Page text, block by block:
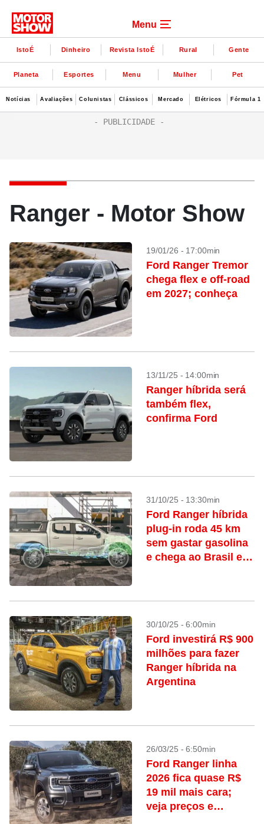
Menu
IstoÉ Dinheiro Revista IstoÉ Rural Gente
Planeta Esportes Menu Mulher Pet
Notícias Avaliações Colunistas Clássicos Mercado Elétricos Fórmula 1
Ranger - Motor Show
19/01/26 - 17:00min
Ford Ranger Tremor
chega flex e off-road
em 2027; conheça
13/11/25 - 14:00min
Ranger híbrida será
também flex,
confirma Ford
31/10/25 - 13:30min
Ford Ranger híbrida
plug-in roda 45 km
sem gastar gasolina
e chega ao Brasil em
30/10/25 - 6:00min
Ford investirá R$ 900
milhões para fazer
Ranger híbrida na
Argentina
26/03/25 - 6:50min
Ford Ranger linha
2026 fica quase R$
19 mil mais cara;
veja preços e